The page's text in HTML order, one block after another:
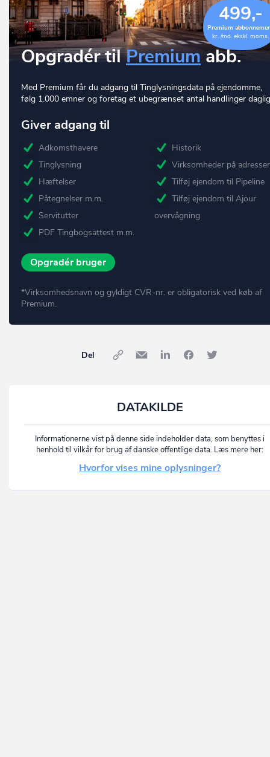
499,-
Premium
kr. /md. ekskl. moms.
Opgradér tilPremium abb.
Med Premium får du adgang til Tinglysningsdata på ejendomme,
følg 1.000 emner og foretag et ubegrænset antal handlinger
Giver adgang til
Adkomsthavere
Tinglysning
Hæftelser
Påtegnelser m.m.
Servitutter
PDF Tingbogsattest m.m.
Historik
Virksomheder på
Tilføj ejendom til Pipeline
Tilføj ejendom til Ajour
overvågning
Opgradér bruger
*Virksomhedsnavn og gyldigt CVR-nr. er obligatorisk ved køb af
Premium.
Del
DATAKILDE
Informationerne vist på denne side indeholder data, som benyttes i
henhold til vilkår for brug af danske offentlige data. Læs mere her:
Hvorfor vises mine oplysninger?